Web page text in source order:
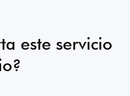
este servicio